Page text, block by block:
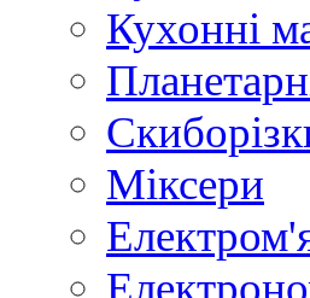
Кухонні
Міксери